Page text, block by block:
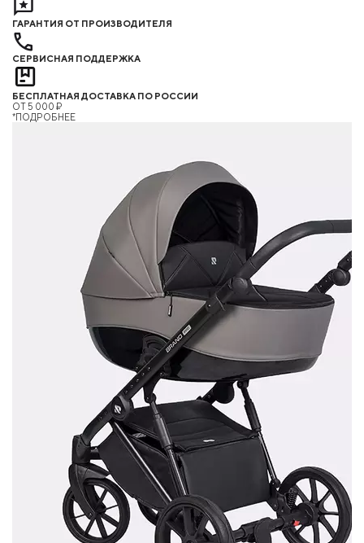
ГАРАНТИЯ ОТ ПРОИЗВОДИТЕЛЯ
СЕРВИСНАЯ ПОДДЕРЖКА
БЕСПЛАТНАЯ ДОСТАВКА ПО РОССИИ
ОТ 5 000 ₽
*ПОДРОБНЕЕ